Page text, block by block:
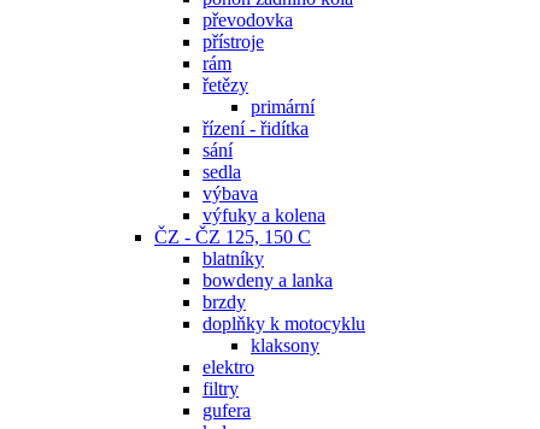
převodovka
přístroje
rám
řetězy
primární
řízení - řidítka
sání
sedla
výbava
výfuky a kolena
ČZ - ČZ 125, 150 C
blatníky
bowdeny a lanka
brzdy
doplňky k motocyklu
klaksony
elektro
filtry
gufera